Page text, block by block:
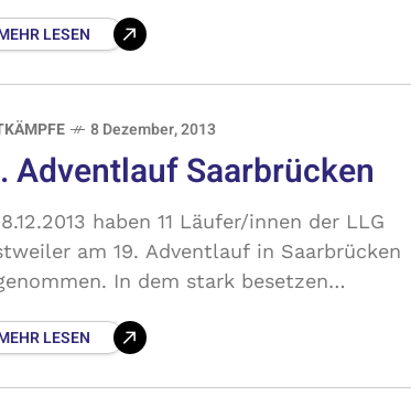
und der 5. Platz
LESEN
8 Dezember, 2013
Adventlauf Saarbrücken
haben 11 Läufer/innen der LLG
am 19. Adventlauf in Saarbrücken
In dem stark besetzen
neue Bestzeit und
LESEN